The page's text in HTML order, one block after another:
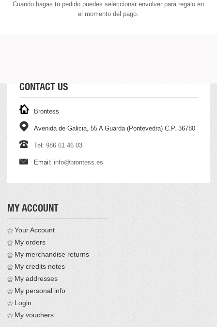
Cuando hagas tu pedido puedes seleccionar envolver para regalo en
el momento del pago.
CONTACT US
Brontess
Avenida de Galicia, 55 A Guarda (Pontevedra) C.P. 36780
Tel: 986 61 46 03
Email: info@brontess.es
MY ACCOUNT
Your Account
My orders
My merchandise returns
My credits notes
My addresses
My personal info
Login
My vouchers